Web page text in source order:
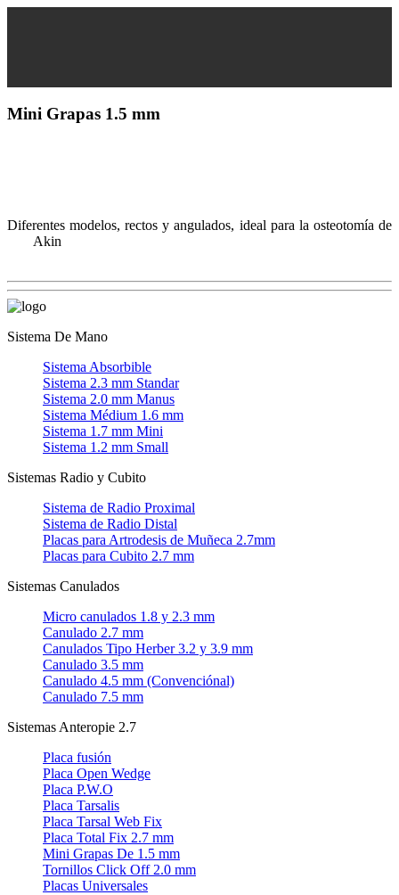
Mini Grapas 1.5 mm
Diferentes modelos, rectos y angulados, ideal para la osteotomía de
Akin
Sistema De Mano
Sistema Absorbible
Sistema 2.3 mm Standar
Sistema 2.0 mm Manus
Sistema Médium 1.6 mm
Sistema 1.7 mm Mini
Sistema 1.2 mm Small
Sistemas Radio y Cubito
Sistema de Radio Proximal
Sistema de Radio Distal
Placas para Artrodesis de Muñeca 2.7mm
Placas para Cubito 2.7 mm
Sistemas Canulados
Micro canulados 1.8 y 2.3 mm
Canulado 2.7 mm
Canulados Tipo Herber 3.2 y 3.9 mm
Canulado 3.5 mm
Canulado 4.5 mm (Convenciónal)
Canulado 7.5 mm
Sistemas Anteropie 2.7
Placa fusión
Placa Open Wedge
Placa P.W.O
Placa Tarsalis
Placa Tarsal Web Fix
Placa Total Fix 2.7 mm
Mini Grapas De 1.5 mm
Tornillos Click Off 2.0 mm
Placas Universales